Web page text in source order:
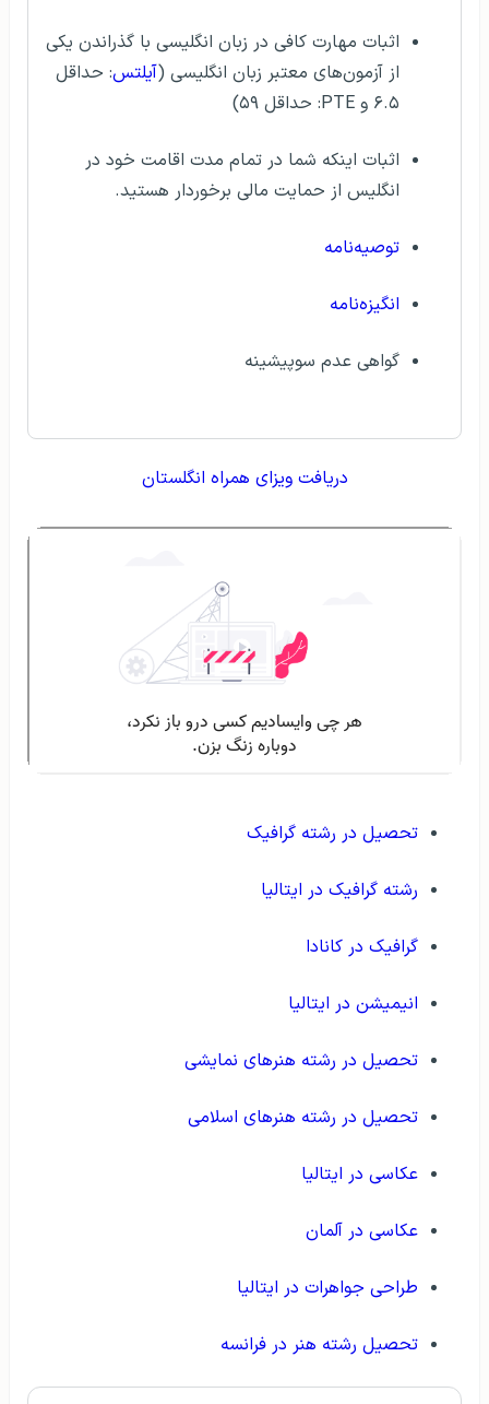
اثبات مهارت کافی در زبان انگلیسی با گذراندن یکی
از آزمون‌های معتبر زبان انگلیسی (آیلتس: حداقل
۶.۵ و PTE: حداقل ۵۹)
اثبات اینكه شما در تمام مدت اقامت خود در
انگلیس از حمایت مالی برخوردار هستید.
توصیه‌نامه
انگیزه‌نامه
گواهی عدم سوپیشینه
دریافت ویزای همراه انگلستان
تحصیل در رشته گرافیک
رشته گرافیک در ایتالیا
گرافیک در کانادا
انیمیشن در ایتالیا
تحصیل در رشته هنرهای نمایشی
تحصیل در رشته هنرهای اسلامی
عکاسی در ایتالیا
عکاسی در آلمان
طراحی جواهرات در ایتالیا
تحصیل رشته هنر در فرانسه